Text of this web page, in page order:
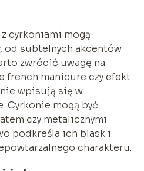
cyrkoniami mogą
od subtelnych akcentów
zwrócić uwagę na
french manicure czy efekt
wpisują się w
Cyrkonie mogą być
czy metalicznymi
podkreśla ich blask i
charakteru.